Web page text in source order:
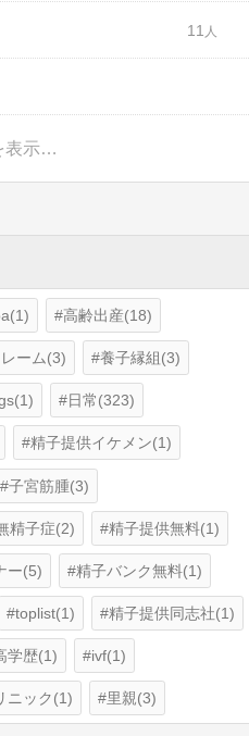
11
表示…
高齢出産(18)
ーム(3) 養子縁組(3)
日常(323)
精子提供イケメン(1)
子宮筋腫(3)
精子症(2) 精子提供無料(1)
ー(5) 精子バンク無料(1)
toplist(1) 精子提供同志社(1)
学歴(1) ivf(1)
ニック(1) 里親(3)